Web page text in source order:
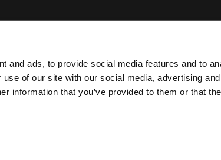
and ads, to provide social media features and to
of our site with our social media, advertising
information that you’ve provided to them or that
Meddelelse om beskyttelse af personlige